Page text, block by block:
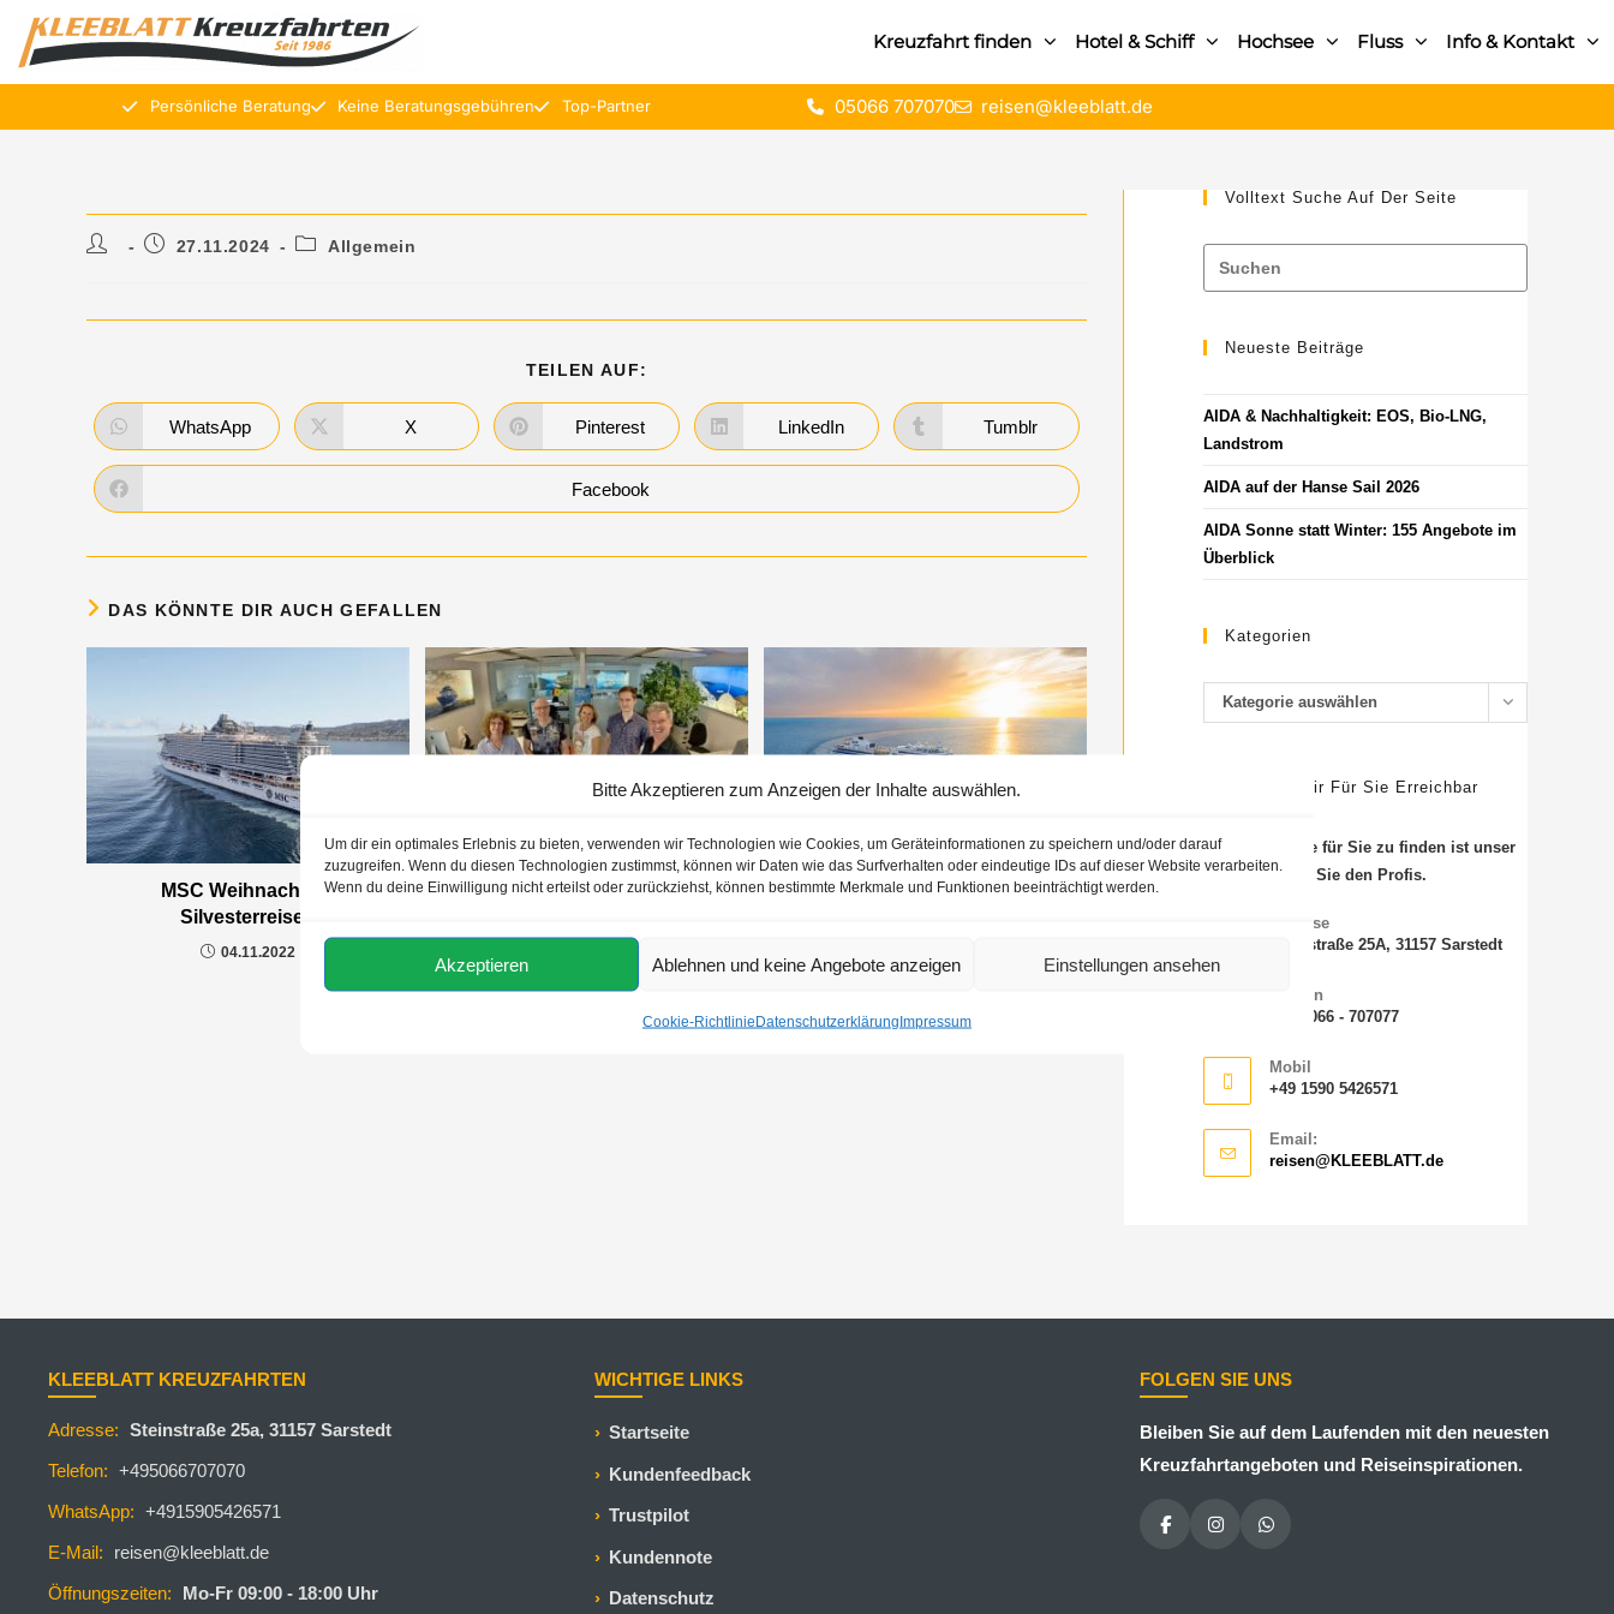
Bitte Akzeptieren zum Anzeigen der Inhalte auswählen.
Um dir ein optimales Erlebnis zu bieten, verwenden wir Technologien wie Cookies, um Geräteinformationen zu speichern und/oder darauf
zuzugreifen. Wenn du diesen Technologien zustimmst, können wir Daten wie das Surfverhalten oder eindeutige IDs auf dieser Website verarbeiten.
Wenn du deine Einwilligung nicht erteilst oder zurückziehst, können bestimmte Merkmale und Funktionen beeinträchtigt werden.
Akzeptieren Ablehnen und keine Angebote anzeigen Einstellungen ansehen
Cookie-RichtlinieDatenschutzerklärungImpressum
Kreuzfahrt finden Hotel & Schiff Hochsee Fluss Info & Kontakt
Persönliche Beratung Keine Beratungsgebühren Top-Partner 05066 707070 reisen@kleeblatt.de
27.11.2024 Allgemein
TEILEN AUF:
WhatsApp X Pinterest LinkedIn Tumblr
Facebook
DAS KÖNNTE DIR AUCH GEFALLEN
MSC Weihnachts &
Silvesterreisen
04.11.2022
06.07.2023
AIDA Seetours Angebote
Volltext Suche Auf Der Seite
Neueste Beiträge
AIDA & Nachhaltigkeit: EOS, Bio-LNG,
Landstrom
AIDA auf der Hanse Sail 2026
AIDA Sonne statt Winter: 155 Angebote im
Überblick
Kategorien
Kategorie auswählen
SO Sind Wir Für Sie Erreichbar
Die beste Reise für Sie zu finden ist unser
Job. Vertrauen Sie den Profis.
Adresse
Steinstraße 25A, 31157 Sarstedt
Telefon
+49 5066 - 707077
Mobil
+49 1590 5426571
Email:
reisen@KLEEBLATT.de
KLEEBLATT KREUZFAHRTEN
Adresse: Steinstraße 25a, 31157 Sarstedt
Telefon: +495066707070
WhatsApp: +4915905426571
E-Mail:
reisen@kleeblatt.de
Öffnungszeiten:
Mo-Fr 09:00 - 18:00 Uhr
WICHTIGE LINKS
Startseite
Kundenfeedback
Trustpilot
Kundennote
Datenschutz
FOLGEN SIE UNS
Bleiben Sie auf dem Laufenden mit den neuesten
Kreuzfahrtangeboten und Reiseinspirationen.